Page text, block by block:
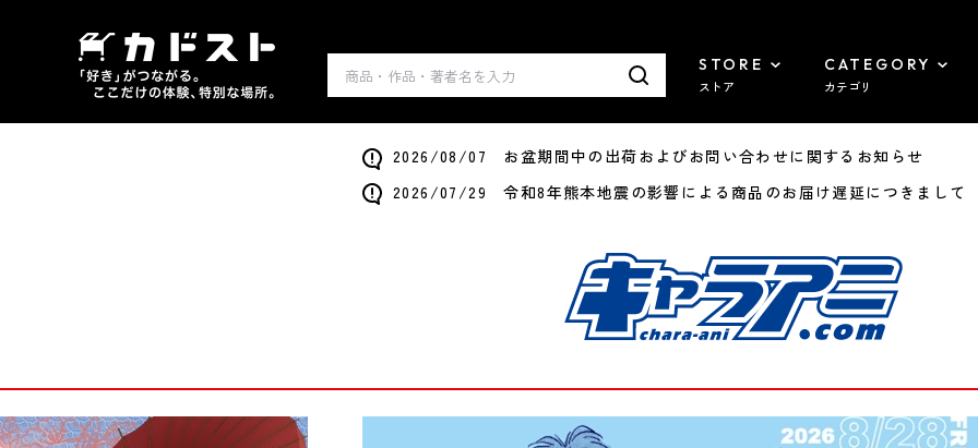
STORE
ストア
CATEGORY
カテゴリ
2026/08/07 お盆期間中の出荷およびお問い合わせに関するお知らせ
2026/07/29 令和8年熊本地震の影響による商品のお届け遅延につきまして